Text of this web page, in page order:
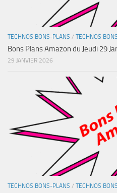
TECHNOS BONS-PLANS / TECHNOS
Bons Plans Amazon du Jeudi 29
29 JANVIER 2026
TECHNOS BONS-PLANS / TECHNOS